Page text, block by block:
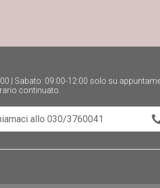
| Sabato: 09:00-12:00 solo su
continuato.
allo 030/3760041